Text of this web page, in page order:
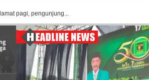
pagi, pengunjung...